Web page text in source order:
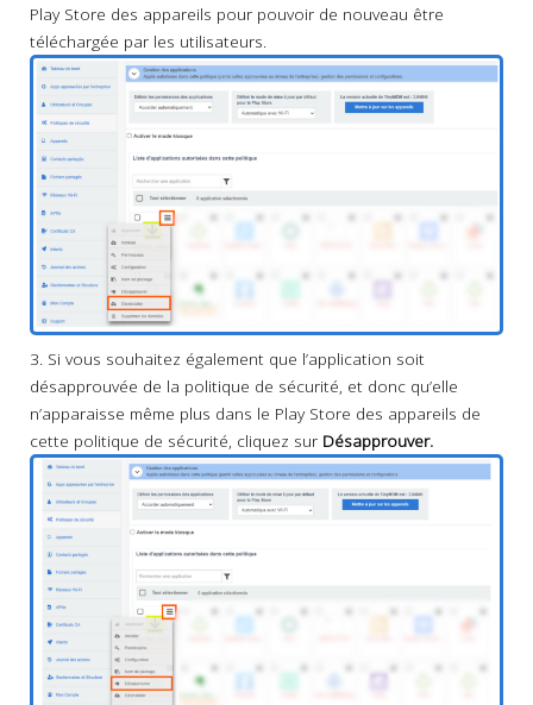
Play Store des appareils pour pouvoir de nouveau être
téléchargée par les utilisateurs.
3. Si vous souhaitez également que l’application soit
désapprouvée de la politique de sécurité, et donc qu’elle
n’apparaisse même plus dans le Play Store des appareils de
cette politique de sécurité, cliquez sur Désapprouver.